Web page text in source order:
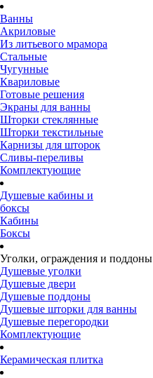
Ванны
Акриловые
Из литьевого мрамора
Стальные
Чугунные
Квариловые
Готовые решения
Экраны для ванны
Шторки стеклянные
Шторки текстильные
Карнизы для шторок
Сливы-переливы
Комплектующие
Душевые кабины и
боксы
Кабины
Боксы
Уголки, ограждения и поддоны
Душевые уголки
Душевые двери
Душевые поддоны
Душевые шторки для ванны
Душевые перегородки
Комплектующие
Керамическая плитка